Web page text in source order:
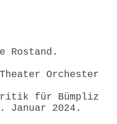
Rostand.
Orchester
für Bümpliz
Januar 2024.